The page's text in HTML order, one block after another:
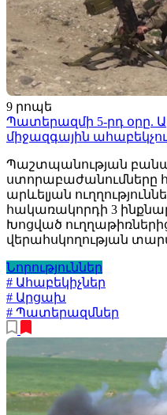
9 րոպե
Պատերազմի 5-րդ օրը.
միջազգային
Պաշտպանության
ստորաբաժանումները
արևելյան
հակառակորդի 3
Խոցված
վերահսկողության
Նորություններ
# Ահաբեկիչներ
# Արցախ
# Պատերազմներ